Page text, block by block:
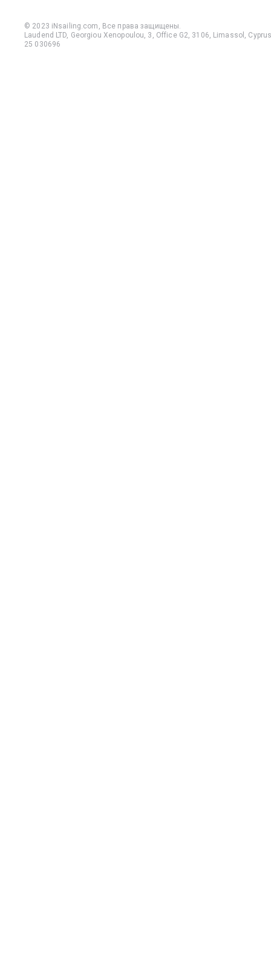
© 2023 iNsailing.com, Все права защищены.
Laudend LTD, Georgiou Xenopoulou, 3, Office G2, 3106, Limassol,
25 030696